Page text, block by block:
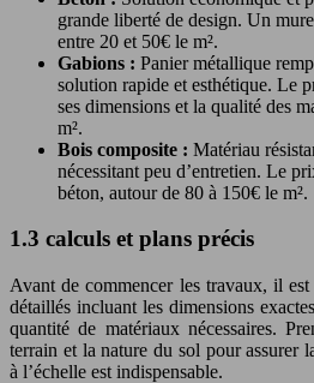
grande liberté de design. Un
entre 20 et 50€ le m².
Gabions : Panier métallique
solution rapide et esthétique. Le
ses dimensions et la qualité des
m².
Bois composite : Matériau
nécessitant peu d’entretien. Le
béton, autour de 80 à 150€ le m².
1.3 calculs et plans précis
Avant de commencer les travaux, il
détaillés incluant les dimensions
quantité de matériaux nécessaires.
terrain et la nature du sol pour assurer
à l’échelle est indispensable.